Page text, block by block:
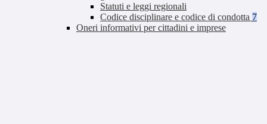
Statuti e leggi regionali
Codice disciplinare e codice di condotta 7
Oneri informativi per cittadini e imprese